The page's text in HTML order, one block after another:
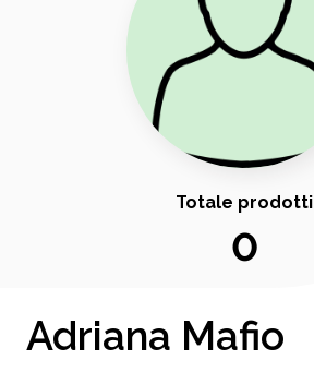
Totale prodotti
0
Adriana Mafio